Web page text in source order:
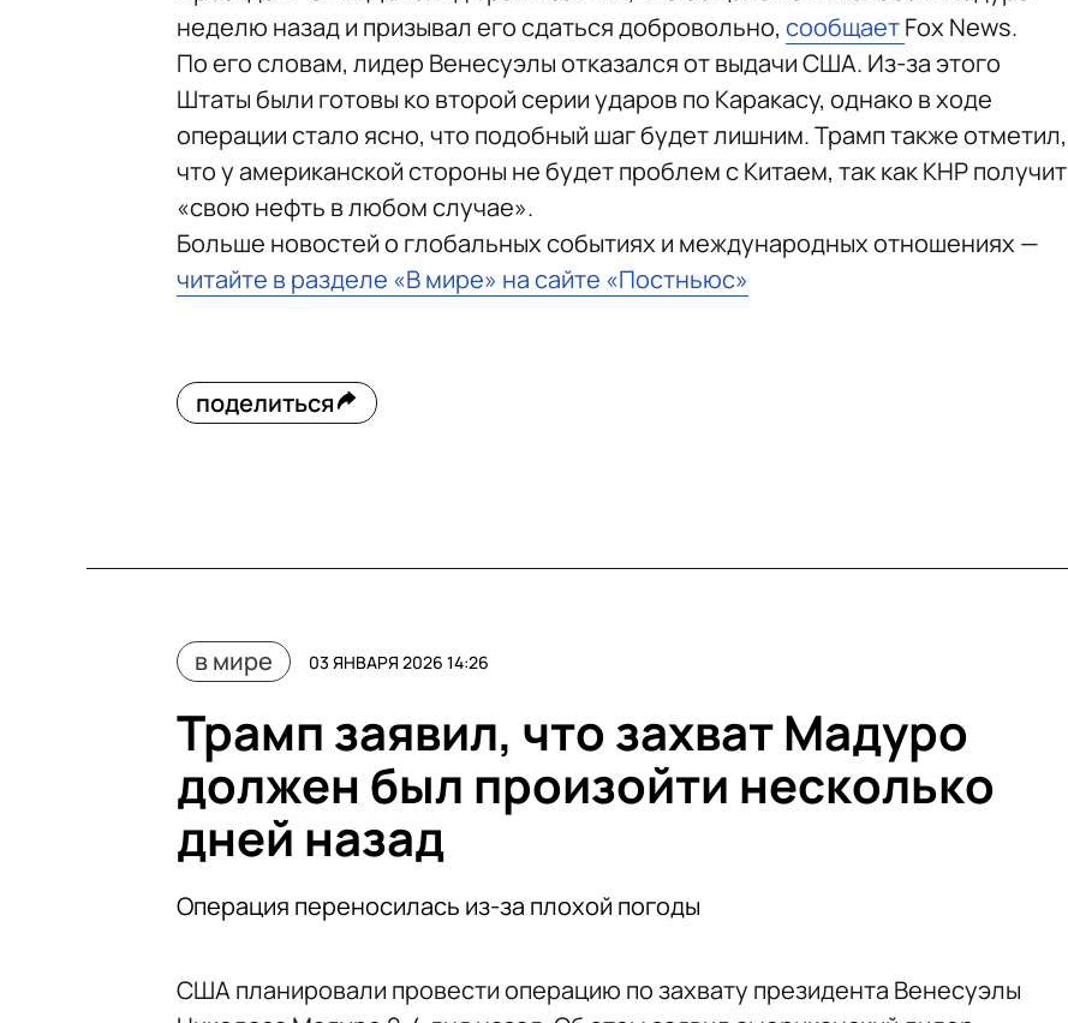
неделю назад и призывал его сдаться добровольно, сообщаетFox News.
По его словам, лидер Венесуэлы отказался от выдачи США. Из-за этого
Штаты были готовы ко второй серии ударов по Каракасу, однако в ходе
операции стало ясно, что подобный шаг будет лишним. Трамп также отметил,
что у американской стороны не будет проблем с Китаем, так как КНР получит
«свою нефть в любом случае».
Больше новостей о глобальных событиях и международных отношениях —
читайте в разделе «В мире» на сайте «Постньюс»
поделиться
в мире 03 ЯНВАРЯ 2026 14:26
Трамп заявил, что захват Мадуро
должен был произойти несколько
дней назад
Операция переносилась из-за плохой погоды
США планировали провести операцию по захвату президента Венесуэлы